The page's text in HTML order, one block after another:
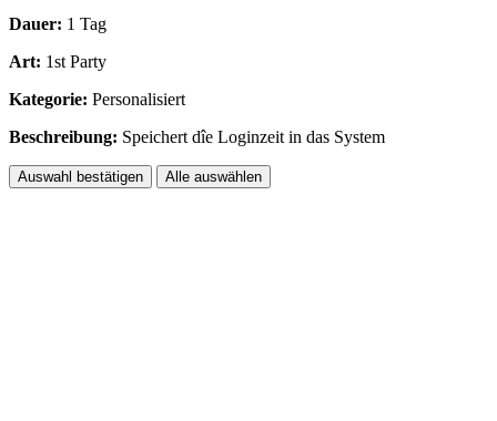
Dauer: 1 Tag
Art: 1st Party
Kategorie: Personalisiert
Beschreibung: Speichert dîe Loginzeit in das System
Auswahl bestätigen Alle auswählen